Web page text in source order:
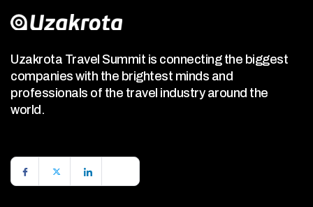
Uzakrota Travel Summit is connecting the biggest
companies with the brightest minds and
professionals of the travel industry around the
world.